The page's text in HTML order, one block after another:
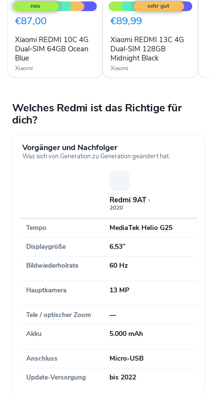
REDMI
10C
4G
Dual-
64GB
Ocean
Blue
€87,00
Xiaomi REDMI 10C 4G
Dual-SIM 64GB Ocean
Blue
Xiaomi
REDMI
13C
4G
Dual-
128GB
Midnight
Black
€89,99
Xiaomi REDMI 13C 4G
Dual-SIM 128GB
Midnight Black
Xiaomi
Welches Redmi ist das Richtige für
dich?
Vorgänger und Nachfolger
Was sich von Generation zu Generation geändert hat.
Redmi 9AT ›
2020
Tempo MediaTek Helio G25
Displaygröße 6,53”
Bildwiederholrate 60 Hz
Hauptkamera 13 MP
Tele / optischer Zoom —
Akku 5.000 mAh
Anschluss Micro-USB
Update-Versorgung bis 2022